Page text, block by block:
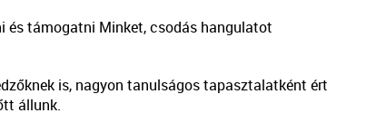
és támogatni Minket, csodás hangulatot
is, nagyon tanulságos tapasztalatként ért
állunk.